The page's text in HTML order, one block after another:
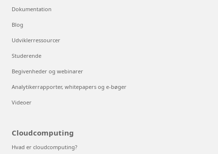
Dokumentation
Blog
Udviklerressourcer
Studerende
Begivenheder og webinarer
Analytikerrapporter, whitepapers og e-bøger
Videoer
Cloudcomputing
Hvad er cloudcomputing?